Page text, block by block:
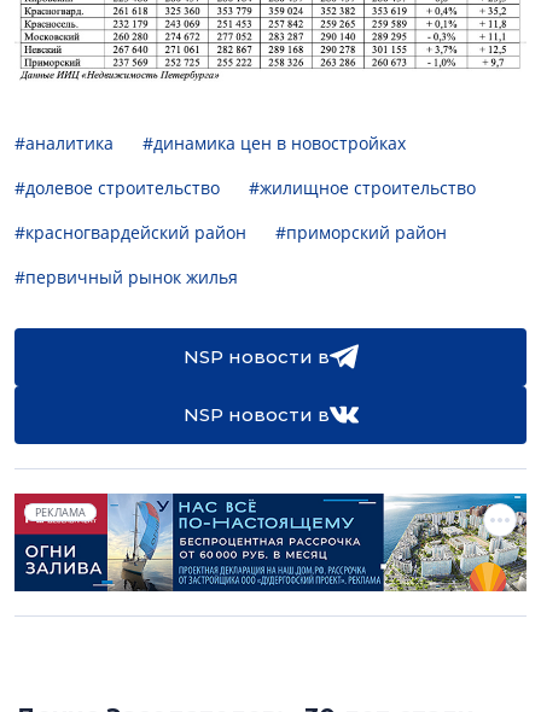
#аналитика
#динамика цен в новостройках
#долевое строительство
#жилищное строительство
#красногвардейский район
#приморский район
#первичный рынок жилья
NSP новости в
NSP новости в
РЕКЛАМА